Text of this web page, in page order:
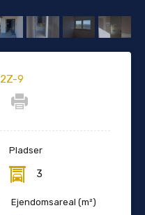
2Z-9
Pladser
3
Ejendomsareal (m²)